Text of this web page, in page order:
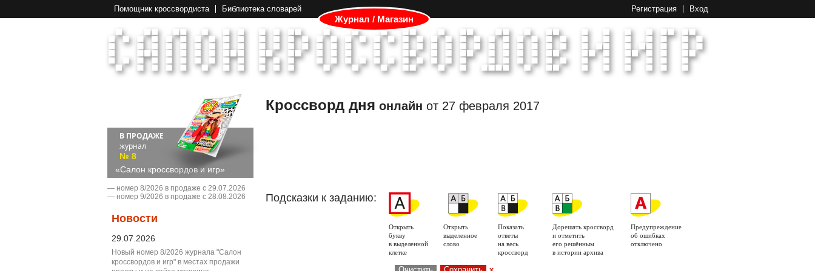
Помощник кроссвордиста Библиотека словарей
Журнал / Магазин
Регистрация Вход
В ПРОДАЖЕ
журнал
№ 8
«Салон кроссвордов и игр»
― номер 8/2026 в продаже с 29.07.2026
― номер 9/2026 в продаже с 28.08.2026
Новости
29.07.2026
Новый номер 8/2026 журнала "Салон
кроссвордов и игр" в местах продажи
Кроссворд дня онлайн от 27 февраля 2017
Подсказки к заданию:
Открыть
букву
в выделенной
клетке
Открыть
выделенное
слово
Показать
ответы
на весь
кроссворд
Дорешать кроссворд
и отметить
его решённым
в истории архива
Предупреждение
об ошибках
отключено